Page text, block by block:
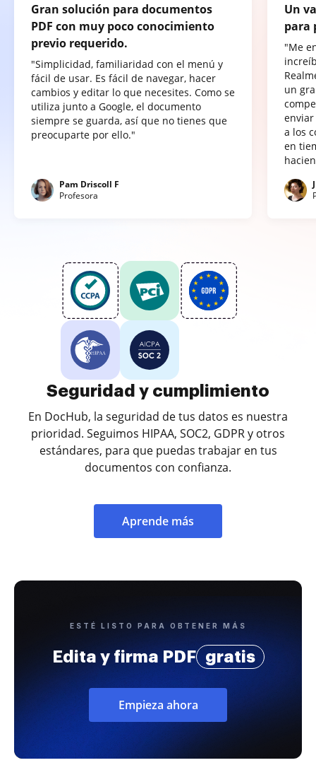
Gran solución para documentos
PDF con muy poco conocimiento
previo requerido.
"Simplicidad, familiaridad con el menú y
fácil de usar. Es fácil de navegar, hacer
cambios y editar lo que necesites. Como se
utiliza junto a Google, el documento
siempre se guarda, así que no tienes que
preocuparte por ello."
Pam Driscoll F
Profesora
Un
para
"Me
un
a los
en
Seguridad y cumplimiento
En DocHub, la seguridad de tus datos es nuestra
prioridad. Seguimos HIPAA, SOC2, GDPR y otros
estándares, para que puedas trabajar en tus
documentos con confianza.
Aprende más
ESTÉ LISTO PARA OBTENER MÁS
Edita y firma PDF gratis
Empieza ahora